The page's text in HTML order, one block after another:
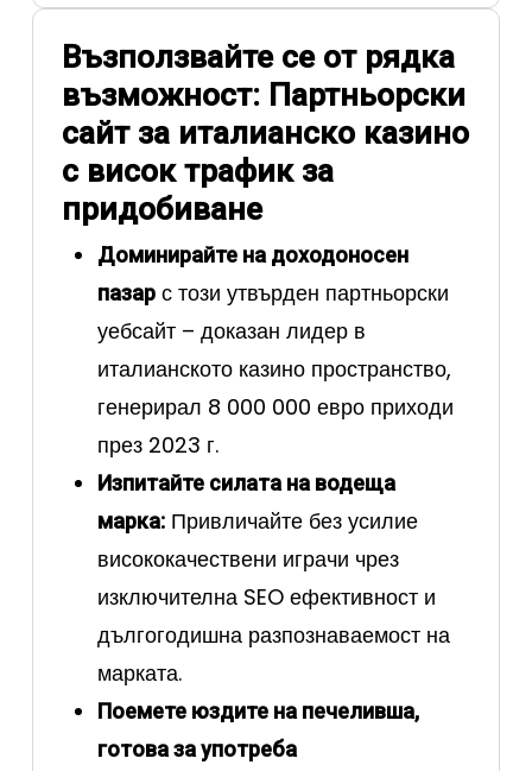
Възползвайте се от рядка
възможност: Партньорски
сайт за италианско казино
с висок трафик за
придобиване
Доминирайте на доходоносен
пазарс този утвърден партньорски
уебсайт – доказан лидер в
италианското казино пространство,
генерирал 8 000 000 евро приходи
през 2023 г.
Изпитайте силата на водеща
марка:Привличайте без усилие
висококачествени играчи чрез
изключителна SEO ефективност и
дългогодишна разпознаваемост на
марката.
Поемете юздите на печеливша,
готова за употреба